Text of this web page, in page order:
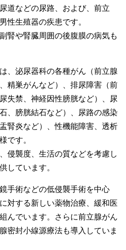
道などの尿路、および、前立
性生殖器の疾患です。
腎や腎臓周囲の後腹膜の病気も
、泌尿器科の各種がん（前立腺
精巣がんなど）、排尿障害（前
失禁、神経因性膀胱など）、尿
、膀胱結石など）、尿路の感染
腎炎など）、性機能障害、透析
です。
侵襲度、生活の質などを考慮し
しています。
手術などの低侵襲手術を中心
対する新しい薬物治療、緩和医
んでいます。さらに前立腺がん
密封小線源療法も導入していま